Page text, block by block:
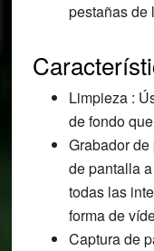
pestañas de
Limpieza :
de fondo
Grabador
de pantalla
todas las
forma de
Captura de